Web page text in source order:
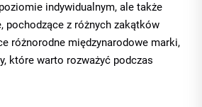
indywidualnym, ale także
pochodzące z różnych zakątków
różnorodne międzynarodowe marki,
które warto rozważyć podczas